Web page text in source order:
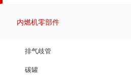
内燃机零部件
排气歧管
碳罐